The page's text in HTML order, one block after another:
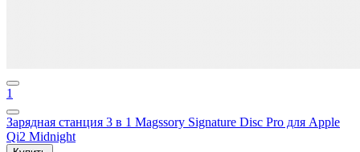
1
Зарядная станция 3 в 1 Magssory Signature Disc Pro для Apple
Qi2 Midnight